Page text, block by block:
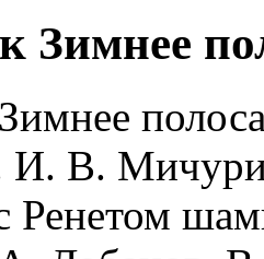
Зимнее
В.
Ренетом